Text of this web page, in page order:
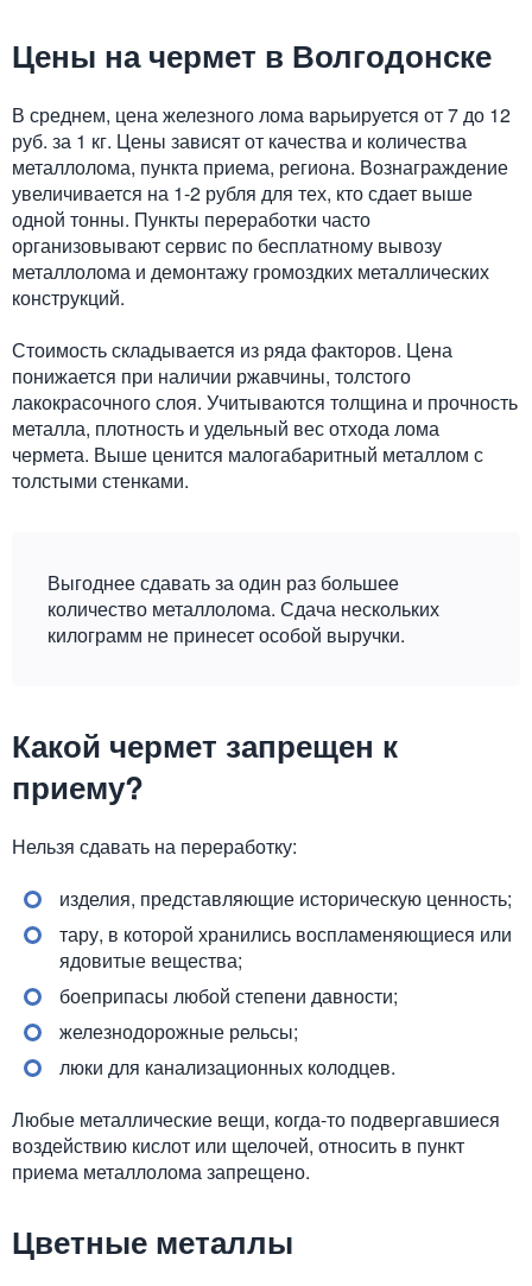
Цены на чермет в Волгодонске
В среднем, цена железного лома варьируется от 7 до 12
руб. за 1 кг. Цены зависят от качества и количества
металлолома, пункта приема, региона. Вознаграждение
увеличивается на 1-2 рубля для тех, кто сдает выше
одной тонны. Пункты переработки часто
организовывают сервис по бесплатному вывозу
металлолома и демонтажу громоздких металлических
конструкций.
Стоимость складывается из ряда факторов. Цена
понижается при наличии ржавчины, толстого
лакокрасочного слоя. Учитываются толщина и прочность
металла, плотность и удельный вес отхода лома
чермета. Выше ценится малогабаритный металлом с
толстыми стенками.
Выгоднее сдавать за один раз большее
количество металлолома. Сдача нескольких
килограмм не принесет особой выручки.
Какой чермет запрещен к
приему?
Нельзя сдавать на переработку:
изделия, представляющие историческую ценность;
тару, в которой хранились воспламеняющиеся или
ядовитые вещества;
боеприпасы любой степени давности;
железнодорожные рельсы;
люки для канализационных колодцев.
Любые металлические вещи, когда-то подвергавшиеся
воздействию кислот или щелочей, относить в пункт
приема металлолома запрещено.
Цветные металлы